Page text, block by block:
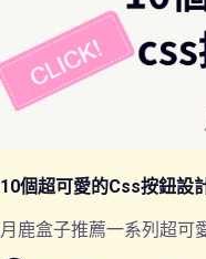
10個超可愛的css按鈕設
月鹿盒子推薦一系列超可